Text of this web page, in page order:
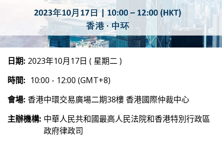
日期: 2023年10月17日 ( 星期二 )
時間: 10:00 - 12:00 (GMT+8)
會場: 香港中環交易廣場二期38樓 香港國際仲裁中心
主辦機構: 中華人民共和國最高人民法院和香港特別行政區
政府律政司